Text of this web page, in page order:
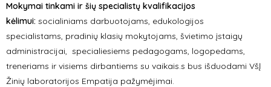
Mokymai tinkami ir šių specialistų kvalifikacijos
kėlimui: socialiniams darbuotojams, edukologijos
specialistams, pradinių klasių mokytojams, švietimo įstaigų
administracijai, specialiesiems pedagogams, logopedams,
treneriams ir visiems dirbantiems su vaikais.s bus išduodami VšĮ
Žinių laboratorijos Empatija pažymėjimai.